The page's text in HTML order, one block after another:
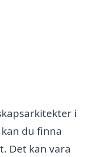
i
du finna
Det kan vara